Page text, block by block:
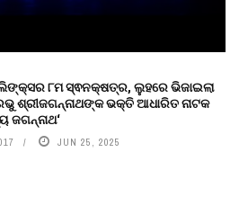
୮ମ ସ୍ଵନକ୍ଷତ୍ର, ଲୁହରେ ଭିଜାଇଲା
ଶ୍ରୀଜଗନ୍ନାଥଙ୍କ ଭକ୍ତି ଆଧାରିତ ନାଟକ
ଜଗନ୍ନାଥ‘
JUN 25, 2025